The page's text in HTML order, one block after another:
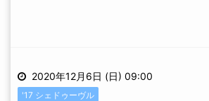
2020年12月6日 (日) 09:00
'17 シェドゥーヴル